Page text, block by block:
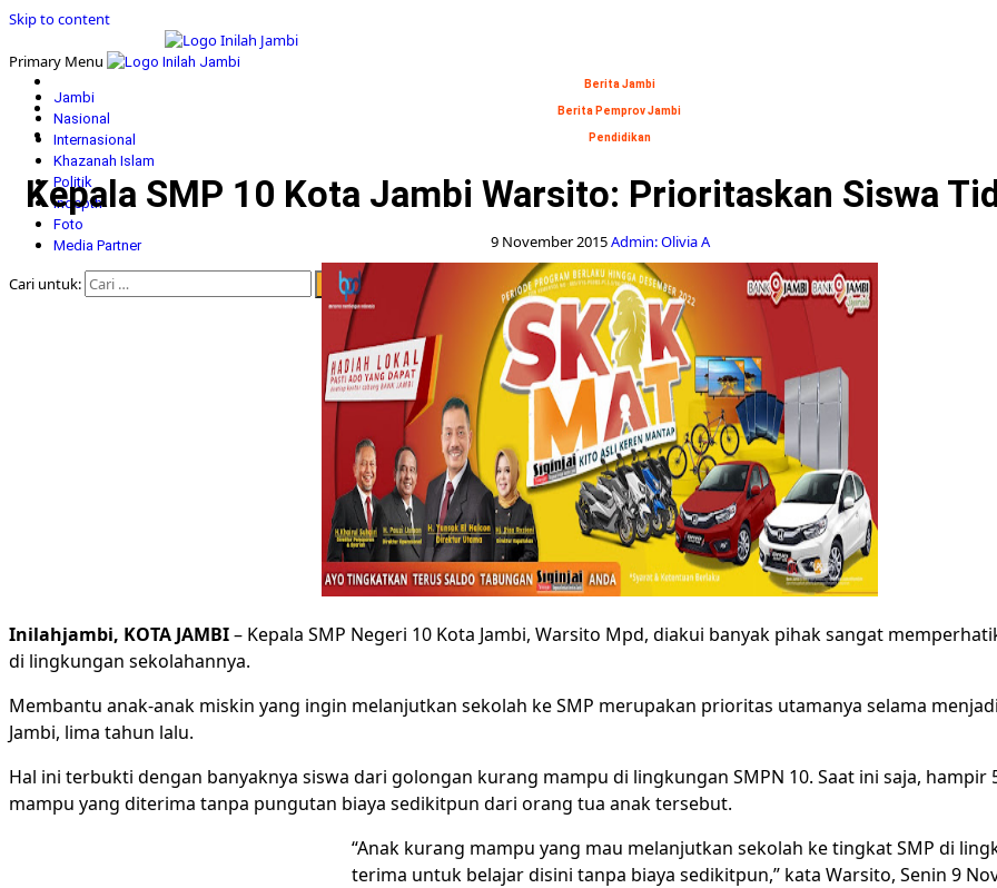
Skip to content
Primary Menu
Jambi
Nasional
Internasional
Khazanah Islam
Politik
Indepth
Foto
Media Partner
Cari untuk:
Berita Jambi
Berita Pemprov Jambi
Pendidikan
Kepala SMP 10 Kota Jambi Warsito: Prioritaskan Siswa
9 November 2015Admin: Olivia A
Inilahjambi, KOTA JAMBI– Kepala SMP Negeri 10 Kota Jambi, Warsito Mpd, diakui banyak pihak sangat
di lingkungan sekolahannya.
Membantu anak-anak miskin yang ingin melanjutkan sekolah ke SMP merupakan prioritas utamanya selama
Jambi, lima tahun lalu.
Hal ini terbukti dengan banyaknya siswa dari golongan kurang mampu di lingkungan SMPN 10. Saat ini saja, hampir
mampu yang diterima tanpa pungutan biaya sedikitpun dari orang tua anak tersebut.
“Anak kurang mampu yang mau melanjutkan sekolah ke tingkat SMP di
terima untuk belajar disini tanpa biaya sedikitpun,” kata Warsito, Senin 9